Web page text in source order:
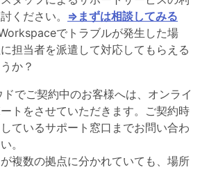
ください。 ⇒まずは相談してみる
でトラブルが発生した場
担当者を派遣して対応してもらえる
か？
ドでご契約中のお客様へは、オンライ
トをさせていただきます。ご契約時
ているサポート窓口までお問い合わ
。
複数の拠点に分かれていても、場所